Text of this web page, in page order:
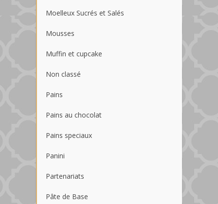
Moelleux Sucrés et Salés
Mousses
Muffin et cupcake
Non classé
Pains
Pains au chocolat
Pains speciaux
Panini
Partenariats
Pâte de Base